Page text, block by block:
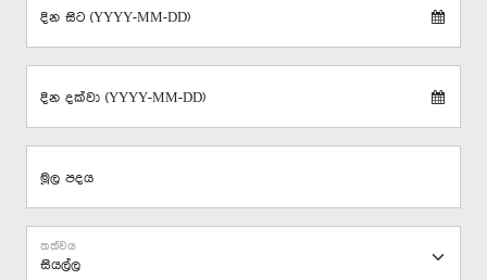
දින සිට (YYYY-MM-DD)
දින දක්වා (YYYY-MM-DD)
මූල පදය
තත්වය